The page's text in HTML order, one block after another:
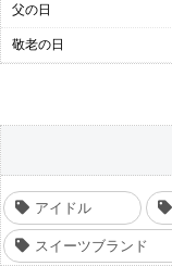
父の日
敬老の日
アイドル
スイーツブランド